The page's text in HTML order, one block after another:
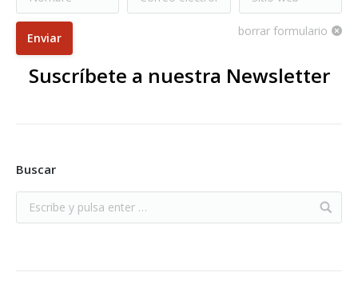
*
borrar formulario
Enviar
Suscríbete a nuestra Newsletter
Buscar